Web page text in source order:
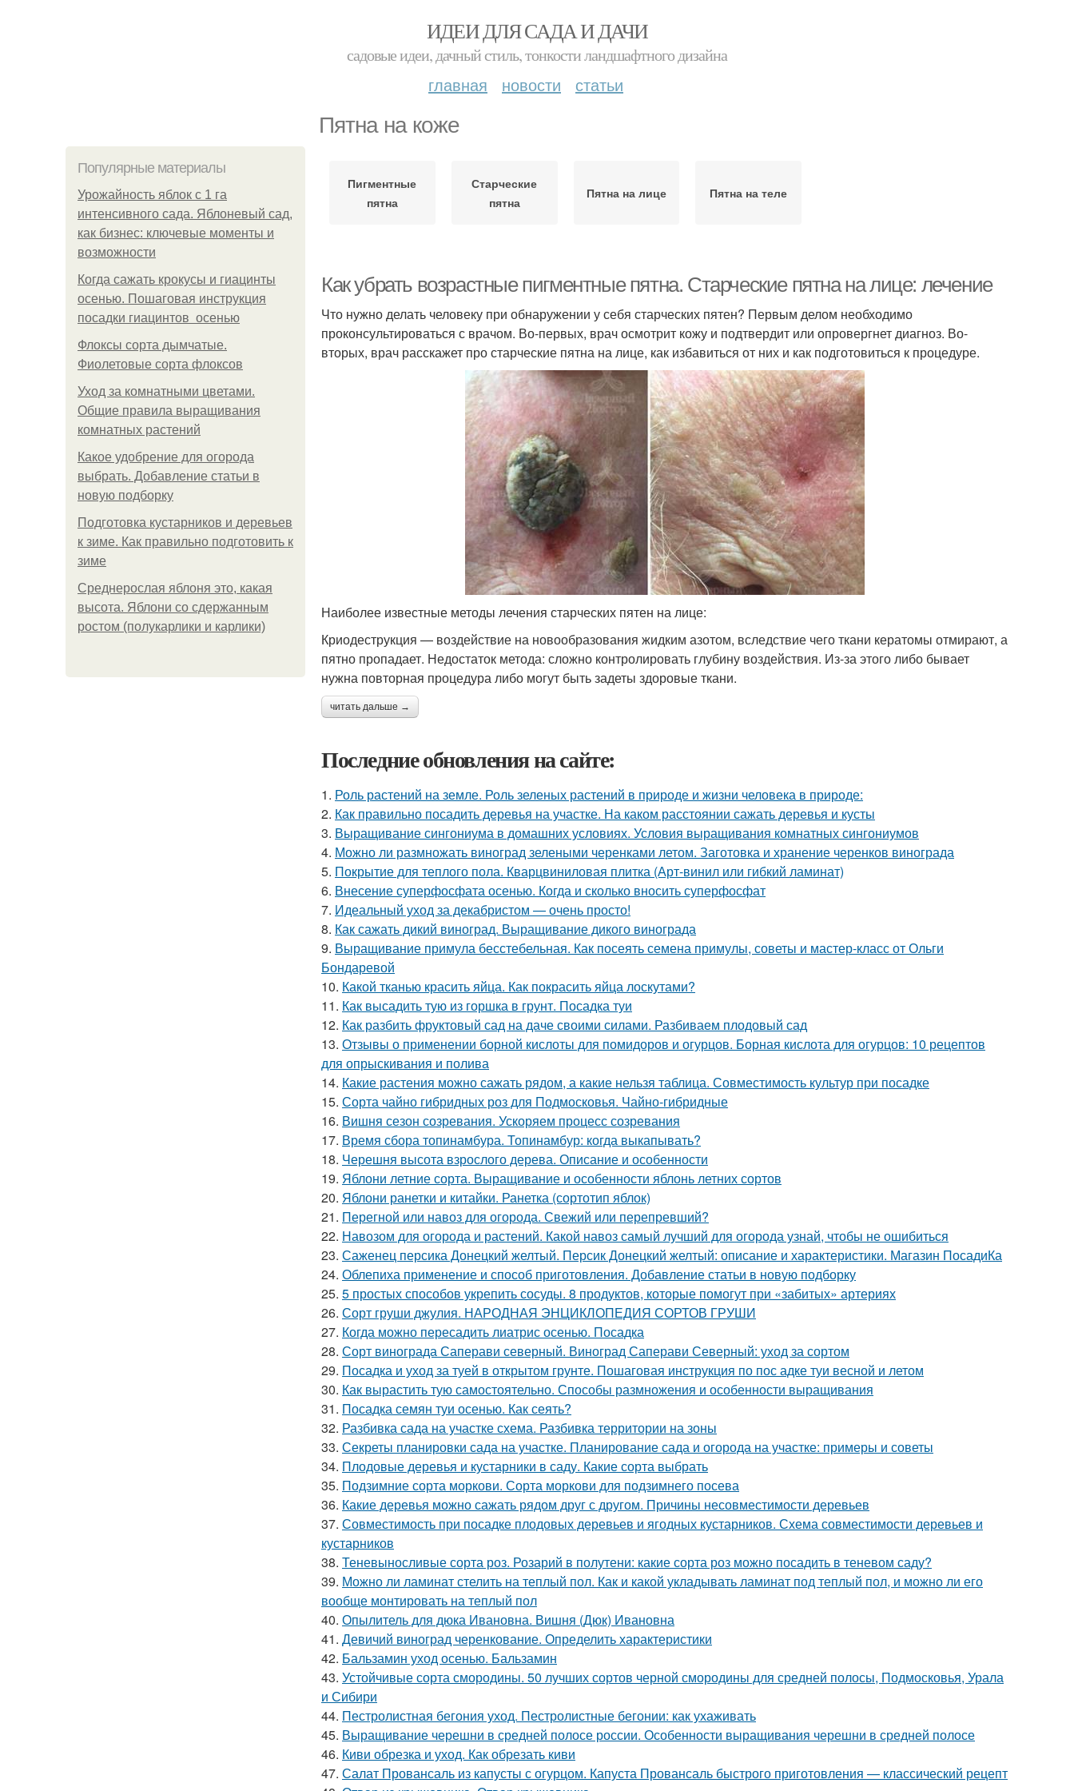
ИДЕИ ДЛЯ САДА И ДАЧИ
садовые идеи, дачный стиль, тонкости ландшафтного дизайна
главная новости статьи
Пятна на коже
Популярные материалы
Урожайность яблок с 1 га
интенсивного сада. Яблоневый сад,
как бизнес: ключевые моменты и
возможности
Когда сажать крокусы и гиацинты
осенью. Пошаговая инструкция
посадки гиацинтов осенью
Флоксы сорта дымчатые.
Фиолетовые сорта флоксов
Уход за комнатными цветами.
Общие правила выращивания
комнатных растений
Какое удобрение для огорода
выбрать. Добавление статьи в
новую подборку
Подготовка кустарников и деревьев
к зиме. Как правильно подготовить к
зиме
Среднерослая яблоня это, какая
высота. Яблони со сдержанным
ростом (полукарлики и карлики)
Пигментные
пятна
Старческие
пятна
Пятна на лице Пятна на теле
Как убрать возрастные пигментные пятна. Старческие пятна на лице: лечение
Что нужно делать человеку при обнаружении у себя старческих пятен? Первым делом необходимо
проконсультироваться с врачом. Во-первых, врач осмотрит кожу и подтвердит или опровергнет диагноз. Во-
вторых, врач расскажет про старческие пятна на лице, как избавиться от них и как подготовиться к процедуре.
Наиболее известные методы лечения старческих пятен на лице:
Криодеструкция — воздействие на новообразования жидким азотом, вследствие чего ткани кератомы отмирают, а
пятно пропадает. Недостаток метода: сложно контролировать глубину воздействия. Из-за этого либо бывает
нужна повторная процедура либо могут быть задеты здоровые ткани.
читать дальше →
Последние обновления на сайте:
1. Роль растений на земле. Роль зеленых растений в природе и жизни человека в природе:
2. Как правильно посадить деревья на участке. На каком расстоянии сажать деревья и кусты
3. Выращивание сингониума в домашних условиях. Условия выращивания комнатных сингониумов
4. Можно ли размножать виноград зелеными черенками летом. Заготовка и хранение черенков винограда
5. Покрытие для теплого пола. Кварцвиниловая плитка (Арт-винил или гибкий ламинат)
6. Внесение суперфосфата осенью. Когда и сколько вносить суперфосфат
7. Идеальный уход за декабристом — очень просто!
8. Как сажать дикий виноград. Выращивание дикого винограда
9. Выращивание примула бесстебельная. Как посеять семена примулы, советы и мастер-класс от Ольги
Бондаревой
10. Какой тканью красить яйца. Как покрасить яйца лоскутами?
11. Как высадить тую из горшка в грунт. Посадка туи
12. Как разбить фруктовый сад на даче своими силами. Разбиваем плодовый сад
13. Отзывы о применении борной кислоты для помидоров и огурцов. Борная кислота для огурцов: 10 рецептов
для опрыскивания и полива
14. Какие растения можно сажать рядом, а какие нельзя таблица. Совместимость культур при посадке
15. Сорта чайно гибридных роз для Подмосковья. Чайно-гибридные
16. Вишня сезон созревания. Ускоряем процесс созревания
17. Время сбора топинамбура. Топинамбур: когда выкапывать?
18. Черешня высота взрослого дерева. Описание и особенности
19. Яблони летние сорта. Выращивание и особенности яблонь летних сортов
20. Яблони ранетки и китайки. Ранетка (сортотип яблок)
21. Перегной или навоз для огорода. Свежий или перепревший?
22. Навозом для огорода и растений. Какой навоз самый лучший для огорода узнай, чтобы не ошибиться
23. Саженец персика Донецкий желтый. Персик Донецкий желтый: описание и характеристики. Магазин ПосадиКа
24. Облепиха применение и способ приготовления. Добавление статьи в новую подборку
25. 5 простых способов укрепить сосуды. 8 продуктов, которые помогут при «забитых» артериях
26. Сорт груши джулия. НАРОДНАЯ ЭНЦИКЛОПЕДИЯ СОРТОВ ГРУШИ
27. Когда можно пересадить лиатрис осенью. Посадка
28. Сорт винограда Саперави северный. Виноград Саперави Северный: уход за сортом
29. Посадка и уход за туей в открытом грунте. Пошаговая инструкция по пос адке туи весной и летом
30. Как вырастить тую самостоятельно. Способы размножения и особенности выращивания
31. Посадка семян туи осенью. Как сеять?
32. Разбивка сада на участке схема. Разбивка территории на зоны
33. Секреты планировки сада на участке. Планирование сада и огорода на участке: примеры и советы
34. Плодовые деревья и кустарники в саду. Какие сорта выбрать
35. Подзимние сорта моркови. Сорта моркови для подзимнего посева
36. Какие деревья можно сажать рядом друг с другом. Причины несовместимости деревьев
37. Совместимость при посадке плодовых деревьев и ягодных кустарников. Схема совместимости деревьев и
кустарников
38. Теневыносливые сорта роз. Розарий в полутени: какие сорта роз можно посадить в теневом саду?
39. Можно ли ламинат стелить на теплый пол. Как и какой укладывать ламинат под теплый пол, и можно ли его
вообще монтировать на теплый пол
40. Опылитель для дюка Ивановна. Вишня (Дюк) Ивановна
41. Девичий виноград черенкование. Определить характеристики
42. Бальзамин уход осенью. Бальзамин
43. Устойчивые сорта смородины. 50 лучших сортов черной смородины для средней полосы, Подмосковья, Урала
и Сибири
44. Пестролистная бегония уход. Пестролистные бегонии: как ухаживать
45. Выращивание черешни в средней полосе россии. Особенности выращивания черешни в средней полосе
46. Киви обрезка и уход. Как обрезать киви
47. Салат Провансаль из капусты с огурцом. Капуста Провансаль быстрого приготовления — классический рецепт